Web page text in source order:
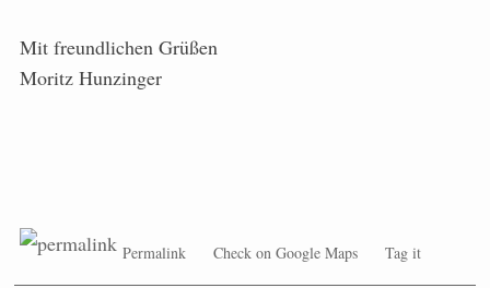
Mit freundlichen Grüßen
Moritz Hunzinger
Permalink Check on Google Maps Tag it